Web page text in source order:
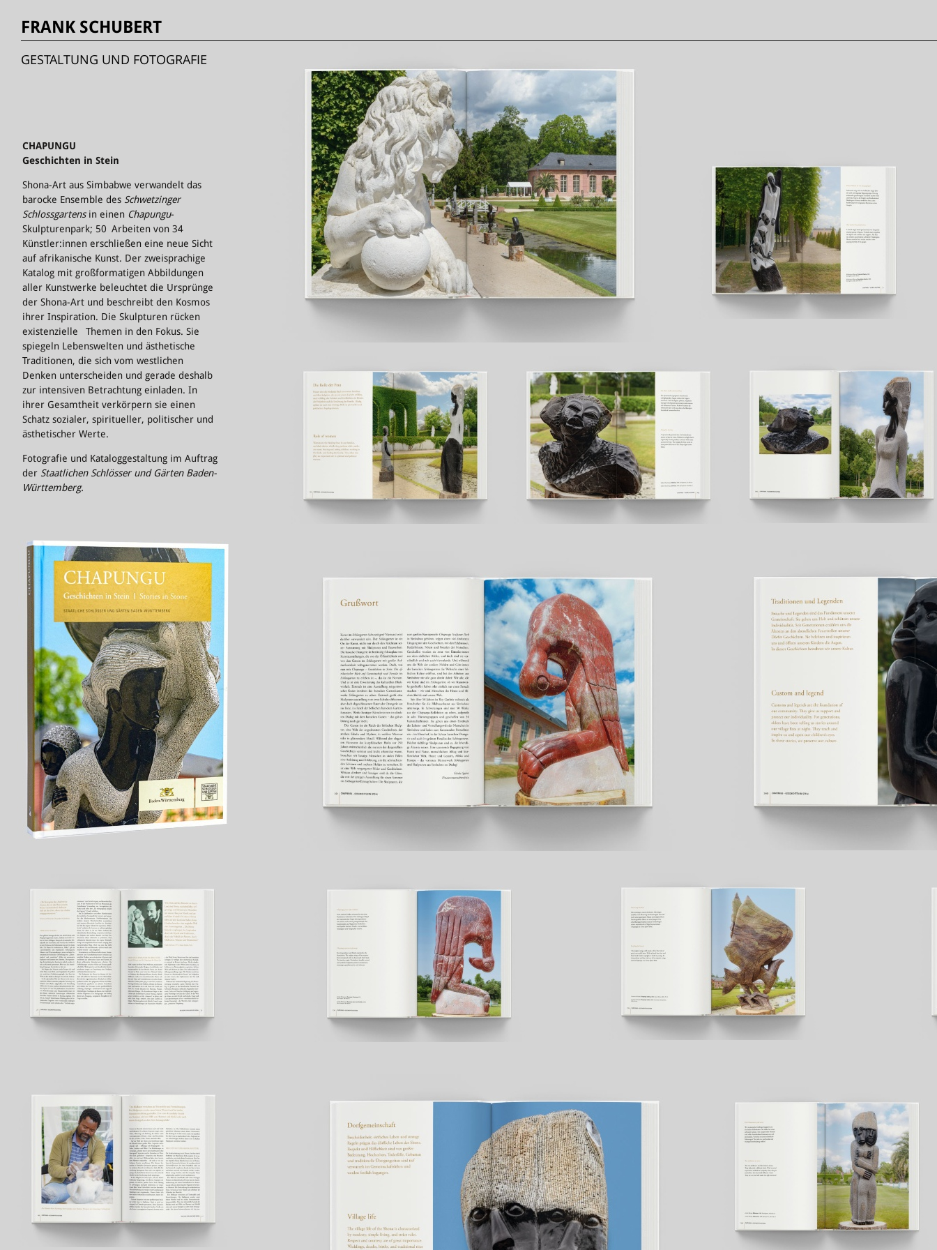
FRANK SCHUBERT
CHAPUNGU
Geschichten in Stein
Shona-Art aus Simbabwe verwandelt das
barocke Ensemble des Schwetzinger
Schlossgartensin einen Chapungu-
Skulpturenpark; 50 Arbeiten von 34
Künstler:innen erschließen eine neue Sicht
auf afrikanische Kunst. Der zweisprachige
Katalog mit großformatigen Abbildungen
aller Kunstwerke beleuchtet die Ursprünge
der Shona-Art und beschreibt den Kosmos
ihrer Inspiration. Die Skulpturen rücken
existenzielle Themen in den Fokus. Sie
spiegeln Lebenswelten und ästhetische
Traditionen, die sich vom westlichen
Denken unterscheiden und gerade deshalb
zur intensiven Betrachtung einladen. In
ihrer Gesamtheit verkörpern sie einen
Schatz sozialer, spiritueller, politischer und
ästhetischer Werte.
Fotografie und Kataloggestaltung im Auftrag
der Staatlichen Schlösser und Gärten Baden-
Württemberg.
GESTALTUNG UND FOTOGRAFIE